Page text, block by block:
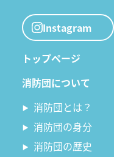
Instagram
トップページ
消防団について
消防団とは？
消防団の身分
消防団の歴史